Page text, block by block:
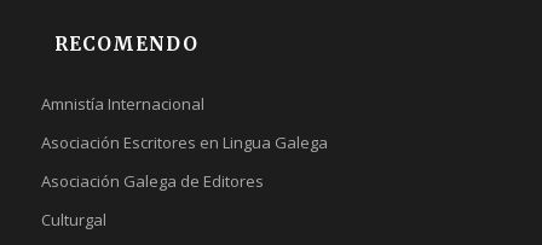
RECOMENDO
Amnistía Internacional
Asociación Escritores en Lingua Galega
Asociación Galega de Editores
Culturgal